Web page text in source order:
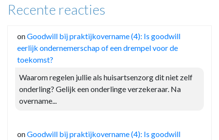
Recente reacties
onGoodwill bij praktijkovername (4): Is goodwill
eerlijk ondernemerschap of een drempel voor de
toekomst?
Waarom regelen jullie als huisartsenzorg dit niet zelf
onderling? Gelijk een onderlinge verzekeraar. Na
overname...
onGoodwill bij praktijkovername (4): Is goodwill